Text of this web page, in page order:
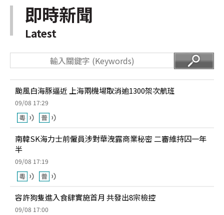
即時新聞
Latest
颱風白海豚逼近 上海兩機場取消逾1300架次航班
09/08 17:29
南韓SK海力士前僱員涉對華洩露商業秘密 二審維持囚一年
半
09/08 17:19
容許狗隻進入食肆實施首月 共發出8宗檢控
09/08 17:00